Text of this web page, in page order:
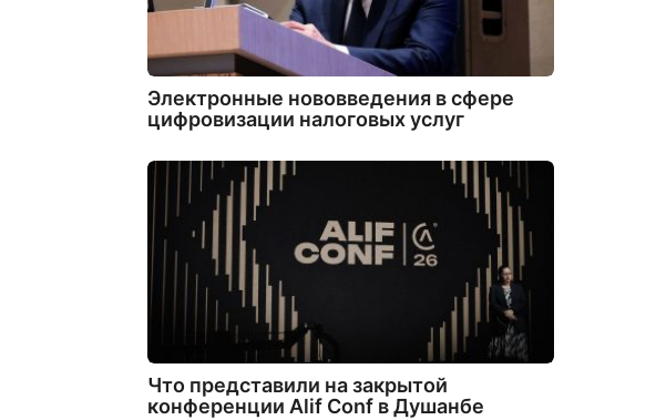
Электронные нововведения в сфере
цифровизации налоговых услуг
Что представили на закрытой
конференции Alif Conf в Душанбе